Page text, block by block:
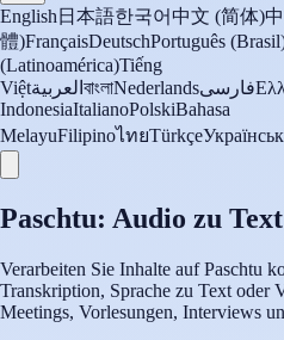
English 日本語한국어中文 (简体)
體)FrançaisDeutschPortuguês
(Latinoamérica)Tiếng
Việtالعربية বাংলাNederlandsفارسی
IndonesiaItalianoPolskiBahasa
MelayuFilipinoไทยTürkçe
Paschtu: Audio zu Text
Verarbeiten Sie Inhalte auf Paschtu
Transkription, Sprache zu Text oder
Meetings, Vorlesungen, Interviews